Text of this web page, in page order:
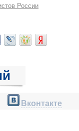
России
Вконтакте